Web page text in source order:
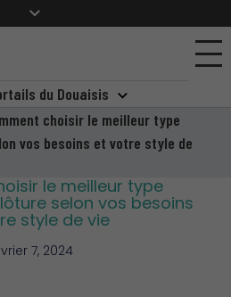
du Douaisis
choisir le meilleur type
vos besoins et votre style de
le meilleur type
selon vos besoins
style de vie
7, 2024